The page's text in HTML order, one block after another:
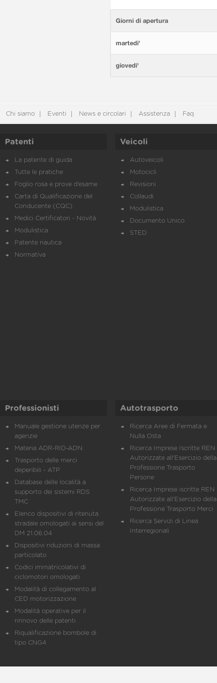
Giorni di apertura
martedi'
giovedi'
Chi siamo Eventi News e circolari Assistenza Faq
Patenti
La patente di guida
Tutte le pratiche
Foglio rosa e prove d’esame
Carta di Qualificazione del
Conducente (CQC)
Medici Certificatori - Novità
Modulistica
Patente nautica
Normativa
Veicoli
Autoveicoli
Motocicli
Revisioni
Collaudi
Modulistica
Documento Unico
STED
Professionisti
Manuale gestione utenze per
agenzie
Materia ADR-RID-ADN
Trasporto delle merci
deperibili - ATP
Database delle località a
supporto dei sistemi RDS
TMC
Elenco dispositivi di ritenuta
stradale omologati ai sensi del
DM 21.06.04
Dispositivi riduzioni di massa
particolato
Codici immatricolativi di
ciclomotori omologati
Modalità di collegamento al
CED motorizzazione
Modalità operative per il
rinnovo delle patenti
Riqualificazione bombole di
tipo CNG4
Autotrasporto
Ricerca Aree di Fermata e
Nulla Osta
Ricerca Imprese Iscritte REN
Autorizzate all'Esercizio della
Professione Trasporto
Persone
Ricerca Imprese iscritte REN
Autorizzate all'Esercizio della
Professione Trasporto Merci
Ricerca Servizi di Linea
Interregionali